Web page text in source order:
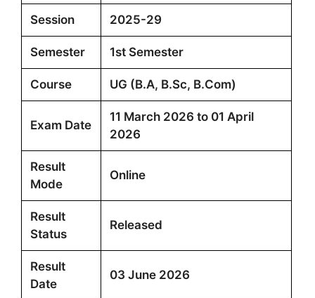
Session 2025-29
Semester 1st Semester
Course UG (B.A, B.Sc, B.Com)
Exam Date
11 March 2026 to 01 April
2026
Result
Mode
Online
Result
Status
Released
Result
Date
03 June 2026